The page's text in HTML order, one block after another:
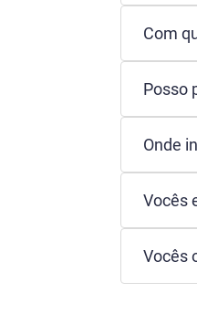
Com
Posso
Onde
Vocês
Vocês